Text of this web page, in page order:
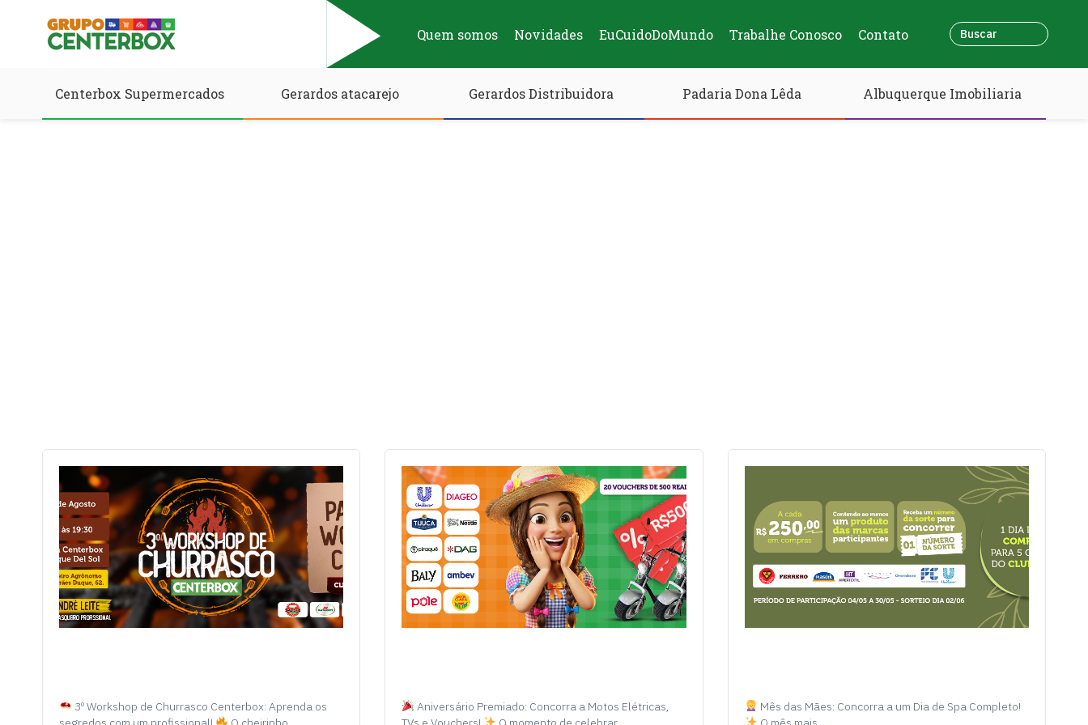
Quem somos Novidades EuCuidoDoMundo Trabalhe Conosco Contato
Centerbox Supermercados Gerardos atacarejo Gerardos Distribuidora Padaria Dona Lêda Albuquerque Imobiliaria
3º Workshop de Churrasco Centerbox: Aprenda os
Aniversário Premiado: Concorra a Motos Elétricas,
Mês das Mães: Concorra a um Dia de Spa Completo!